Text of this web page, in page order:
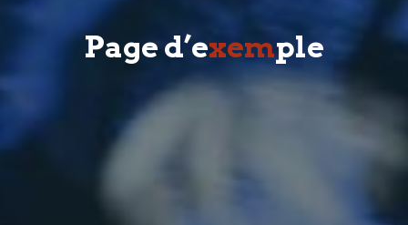
Page d’exemple